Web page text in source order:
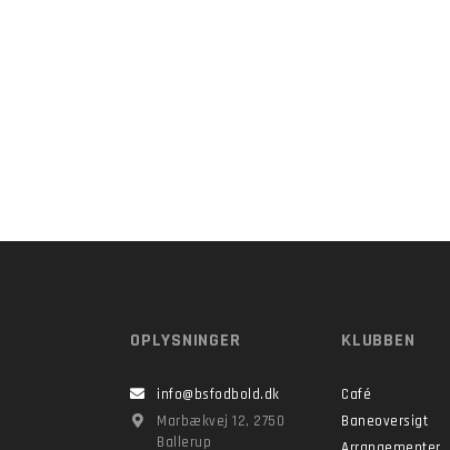
OPLYSNINGER
info@bsfodbold.dk
Marbækvej 12, 2750
Ballerup
KLUBBEN
Café
Baneoversigt